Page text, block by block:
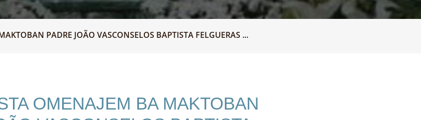
PADRE JOÃO VASCONSELOS BAPTISTA FELGUERAS ...
OMENAJEM BA MAKTOBAN